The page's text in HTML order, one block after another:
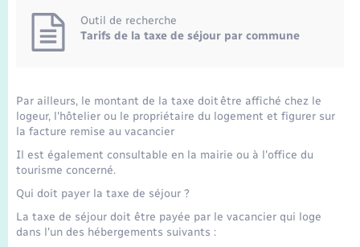
Transports
Voirie et espace public
Outil de recherche
Tarifs de la taxe de séjour par commune
Par ailleurs, le montant de la taxe doit être affiché chez le
logeur, l'hôtelier ou le propriétaire du logement et figurer sur
la facture remise au vacancier
Il est également consultable en la mairie ou à l'office du
tourisme concerné.
Qui doit payer la taxe de séjour ?
La taxe de séjour doit être payée par le vacancier qui loge
dans l'un des hébergements suivants :